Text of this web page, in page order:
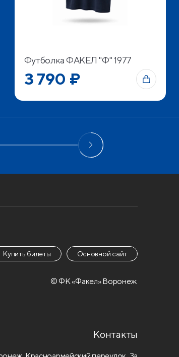
Футболка ФАКЕЛ "Ф" 1977
3 790 ₽
Купить билеты Основной сайт
© ФК «Факел» Воронеж.
Контакты